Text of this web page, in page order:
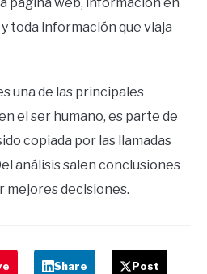
y toda información que viaja
una de las principales
el ser humano, es parte de
copiada por las llamadas
análisis salen conclusiones
mejores decisiones.
Share Post